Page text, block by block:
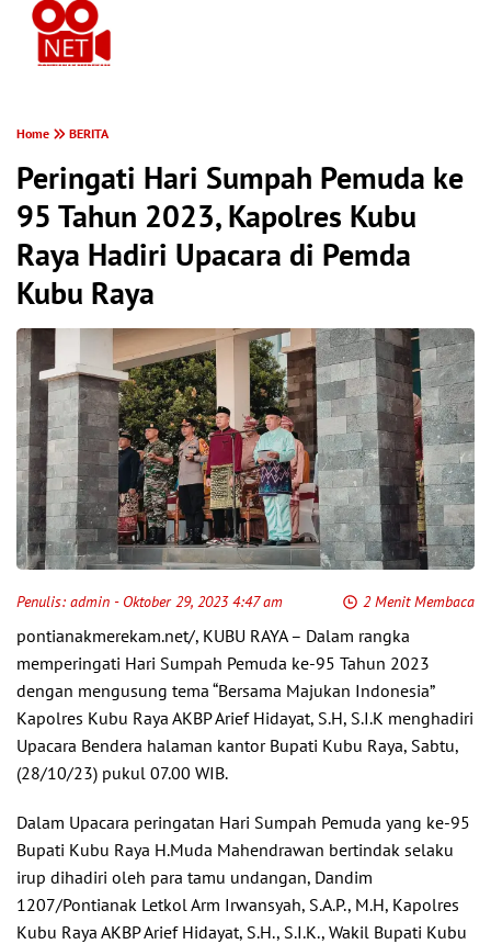
Home BERITA
Peringati Hari Sumpah Pemuda ke
95 Tahun 2023, Kapolres Kubu
Raya Hadiri Upacara di Pemda
Kubu Raya
Penulis: admin - Oktober 29, 2023 4:47 am 2 Menit Membaca
pontianakmerekam.net/, KUBU RAYA – Dalam rangka
memperingati Hari Sumpah Pemuda ke-95 Tahun 2023
dengan mengusung tema “Bersama Majukan Indonesia”
Kapolres Kubu Raya AKBP Arief Hidayat, S.H, S.I.K menghadiri
Upacara Bendera halaman kantor Bupati Kubu Raya, Sabtu,
(28/10/23) pukul 07.00 WIB.
Dalam Upacara peringatan Hari Sumpah Pemuda yang ke-95
Bupati Kubu Raya H.Muda Mahendrawan bertindak selaku
irup dihadiri oleh para tamu undangan, Dandim
1207/Pontianak Letkol Arm Irwansyah, S.A.P., M.H, Kapolres
Kubu Raya AKBP Arief Hidayat, S.H., S.I.K., Wakil Bupati Kubu